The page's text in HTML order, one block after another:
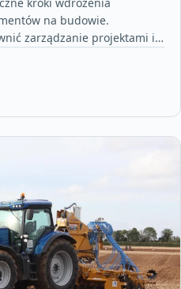
na budowie.
zarządzanie projektami i